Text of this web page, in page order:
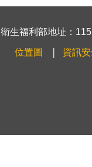
衛生福利部地址：
位置圖 資訊